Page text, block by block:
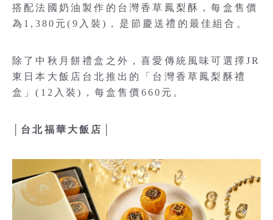
搭配法國奶油製作的台灣香草鳳梨酥，每盒售價
為1,380元(9入裝)，是節慶送禮的最佳組合。
除了中秋月餅禮盒之外，喜愛傳統風味可選擇JR
東日本大飯店台北推出的「台灣香草鳳梨酥禮
盒」(12入裝)，每盒售價660元。
│台北福華大飯店│